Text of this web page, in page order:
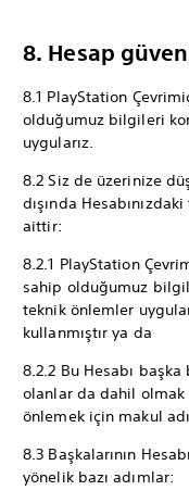
8. Hesap
8.1 PlayStation
olduğumuz bilgileri
uygularız.
8.2 Siz de üzerinize
dışında
aittir:
8.2.1 PlayStation
sahip olduğumuz
teknik önlemler
kullanmıştır ya da
8.2.2 Bu Hesabı
olanlar da dahil olmak
önlemek için makul
8.3 Başkalarının
yönelik bazı adımlar: